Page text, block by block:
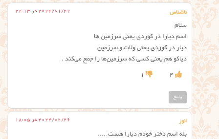
ناشناس 2024/01/22 در 22:13
سلام
اسم دیارا در کوردی یعنی سرزمین ها
دیار در کوردی یعنی ولات و سرزمین
دیاکو هم یعنی کسی که سرزمین‌ها را جمع می‌کند .
4
1
پاسخ
انور 2024/02/26 در 18:05
بله اسم دختر خودم دیارا هست…..